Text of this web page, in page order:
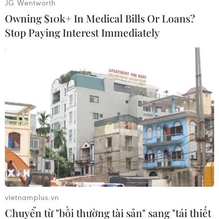
thứ 4 trong bảng xếp hạng FIFA./.
(TTXVN/Vietnam+)
#Bảng xếp hạng FIFA
#Đông Nam Á
JG Wentworth
Owning $10k+ In Medical Bills Or Loans?
Stop Paying Interest Immediately
vietnamplus.vn
Chuyển từ "bồi thường tài sản" sang "tái thiết